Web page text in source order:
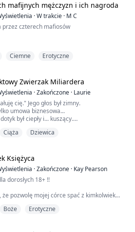
który okazuje się być chłopakiem jej
łańcuchy, które wiązały jej moce, Alora
mafijnych mężczyzn i ich nagroda
·W trakcie · M C
przez czterech mafiosów
ciele, które mocno mnie ściskają, ostrzegając,
traci czasu, pochłaniając każdy centymetr
swoim językiem. Nasze wargi tańczą tango,
wygrywa wyścig.
Ciemne Erotyczne
Zwierzak Miliardera
·Zakończone · Laurie
cię." Jego głos był zimny.
umowa biznesowa...
był ciepły i... kuszący.
maltretowana i torturowana przez swoją
Jane i przyrodnią siostrę Annę. Jedyną
jej życiu był jej chłopak Matthew David, który
ją najszczęś...
Ciąża Dziewica
Księżyca
·Zakończone · Kay Pearson
dorosłych 18+ !!
że pozwolę mojej córce spać z kimkolwiek
Boże Erotyczne